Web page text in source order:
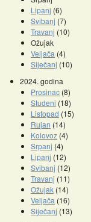
Lipanj (6)
Svibanj (7)
Travanj (10)
Ožujak
Veljača (4)
Siječanj (10)
2024. godina
Prosinac (8)
Studeni (18)
Listopad (15)
Rujan (14)
Kolovoz (4)
Srpanj (4)
Lipanj (12)
Svibanj (12)
Travanj (11)
Ožujak (14)
Veljača (16)
Siječanj (13)